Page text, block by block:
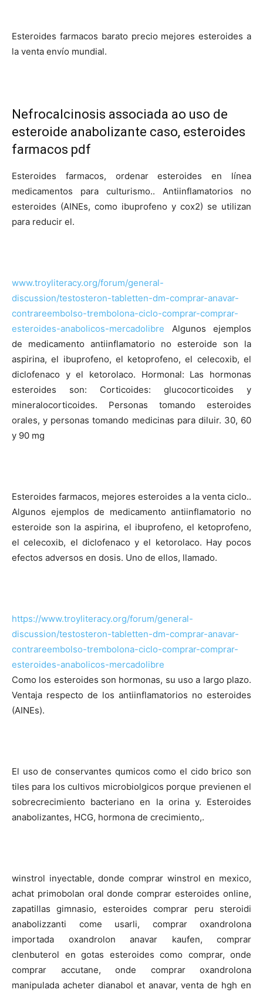
Esteroides farmacos barato precio mejores esteroides a
la venta envío mundial.
Nefrocalcinosis associada ao uso de
esteroide anabolizante caso, esteroides
farmacos pdf
Esteroides farmacos, ordenar esteroides en línea
medicamentos para culturismo.. Antiinflamatorios no
esteroides (AINEs, como ibuprofeno y cox2) se utilizan
para reducir el.
www.troyliteracy.org/forum/general-
discussion/testosteron-tabletten-dm-comprar-anavar-
contrareembolso-trembolona-ciclo-comprar-comprar-
esteroides-anabolicos-mercadolibre Algunos ejemplos
de medicamento antiinflamatorio no esteroide son la
aspirina, el ibuprofeno, el ketoprofeno, el celecoxib, el
diclofenaco y el ketorolaco. Hormonal: Las hormonas
esteroides son: Corticoides: glucocorticoides y
mineralocorticoides. Personas tomando esteroides
orales, y personas tomando medicinas para diluir. 30, 60
y 90 mg
Esteroides farmacos, mejores esteroides a la venta ciclo..
Algunos ejemplos de medicamento antiinflamatorio no
esteroide son la aspirina, el ibuprofeno, el ketoprofeno,
el celecoxib, el diclofenaco y el ketorolaco. Hay pocos
efectos adversos en dosis. Uno de ellos, llamado.
https://www.troyliteracy.org/forum/general-
discussion/testosteron-tabletten-dm-comprar-anavar-
contrareembolso-trembolona-ciclo-comprar-comprar-
esteroides-anabolicos-mercadolibre
Como los esteroides son hormonas, su uso a largo plazo.
Ventaja respecto de los antiinflamatorios no esteroides
(AINEs).
El uso de conservantes qumicos como el cido brico son
tiles para los cultivos microbiolgicos porque previenen el
sobrecrecimiento bacteriano en la orina y. Esteroides
anabolizantes, HCG, hormona de crecimiento,.
winstrol inyectable, donde comprar winstrol en mexico,
achat primobolan oral donde comprar esteroides online,
zapatillas gimnasio, esteroides comprar peru steroidi
anabolizzanti come usarli, comprar oxandrolona
importada oxandrolon anavar kaufen, comprar
clenbuterol en gotas esteroides como comprar, onde
comprar accutane, onde comprar oxandrolona
manipulada acheter dianabol et anavar, venta de hgh en